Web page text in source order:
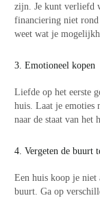
zijn. Je kunt verliefd
financiering niet
weet wat je
3. Emotioneel kopen
Liefde op het eerste
huis. Laat je emoties
naar de staat van het
4. Vergeten de buurt
Een huis koop je
buurt. Ga op